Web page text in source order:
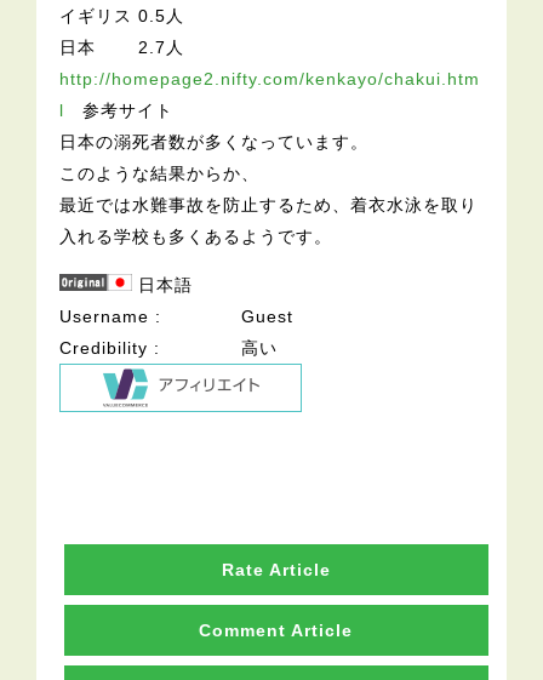
イギリス 0.5人
日本 2.7人
http://homepage2.nifty.com/kenkayo/chakui.htm
l 参考サイト
日本の溺死者数が多くなっています。
このような結果からか、
最近では水難事故を防止するため、着衣水泳を取り
入れる学校も多くあるようです。
日本語
Username
Guest
Credibility
高い
Rate Article
Comment Article